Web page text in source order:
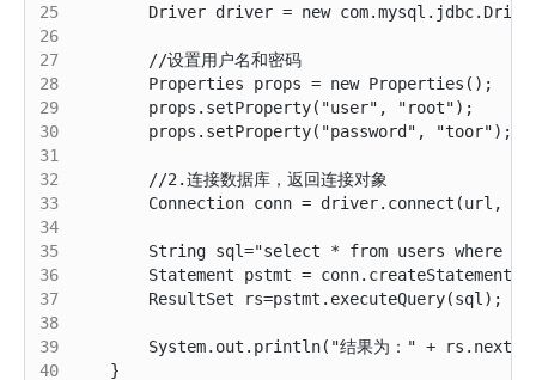
25
26
27
28
29
30
31
32
33
34
35
36
37
38
39
40